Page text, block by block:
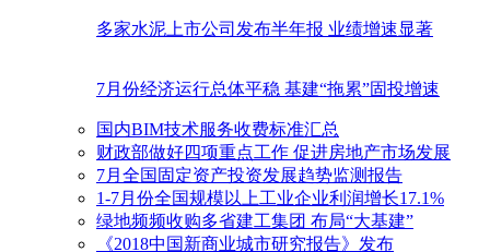
多家水泥上市公司发布半年报 业绩增速显著
7月份经济运行总体平稳 基建“拖累”固投增速
国内BIM技术服务收费标准汇总
财政部做好四项重点工作 促进房地产市场发展
7月全国固定资产投资发展趋势监测报告
1-7月份全国规模以上工业企业利润增长17.1%
绿地频频收购多省建工集团 布局“大基建”
《2018中国新商业城市研究报告》发布